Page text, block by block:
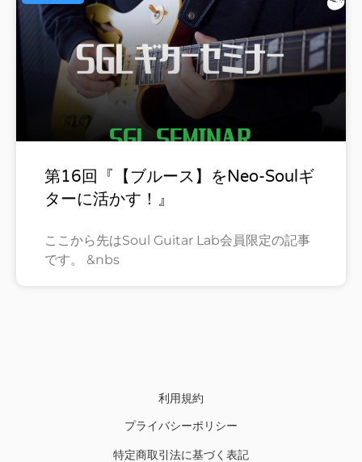
第16回『【ブルース】をNeo-Soulギ
ターに活かす！』
ここから先はSoul Guitar Lab会員限定の記事
です。 &nbs
利用規約
プライバシーポリシー
特定商取引法に基づく表記